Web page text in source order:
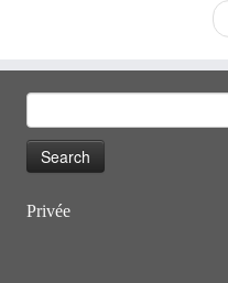
for:
Privée